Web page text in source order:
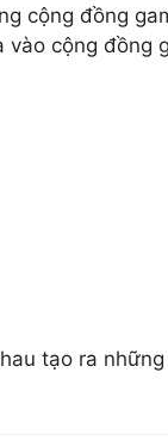
cộng đồng
cộng đồng
tạo ra